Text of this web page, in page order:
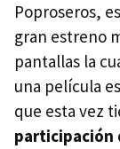
Poproseros,
gran estreno
pantallas la
una película
que esta vez
participación